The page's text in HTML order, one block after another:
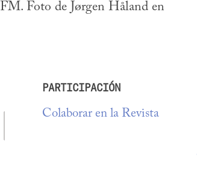
Foto de Jørgen Håland en
PARTICIPACIÓN
Colaborar en la Revista